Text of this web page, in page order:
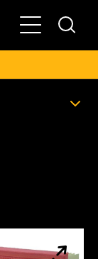
Увімкнути/